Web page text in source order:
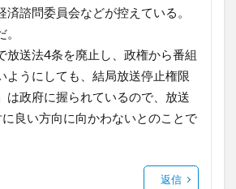
済諮問委員会などが控えている。
放送法4条を廃止し、政権から番組
ようにしても、結局放送停止権限
は政府に握られているので、放送
良い方向に向かわないとのことで
返信